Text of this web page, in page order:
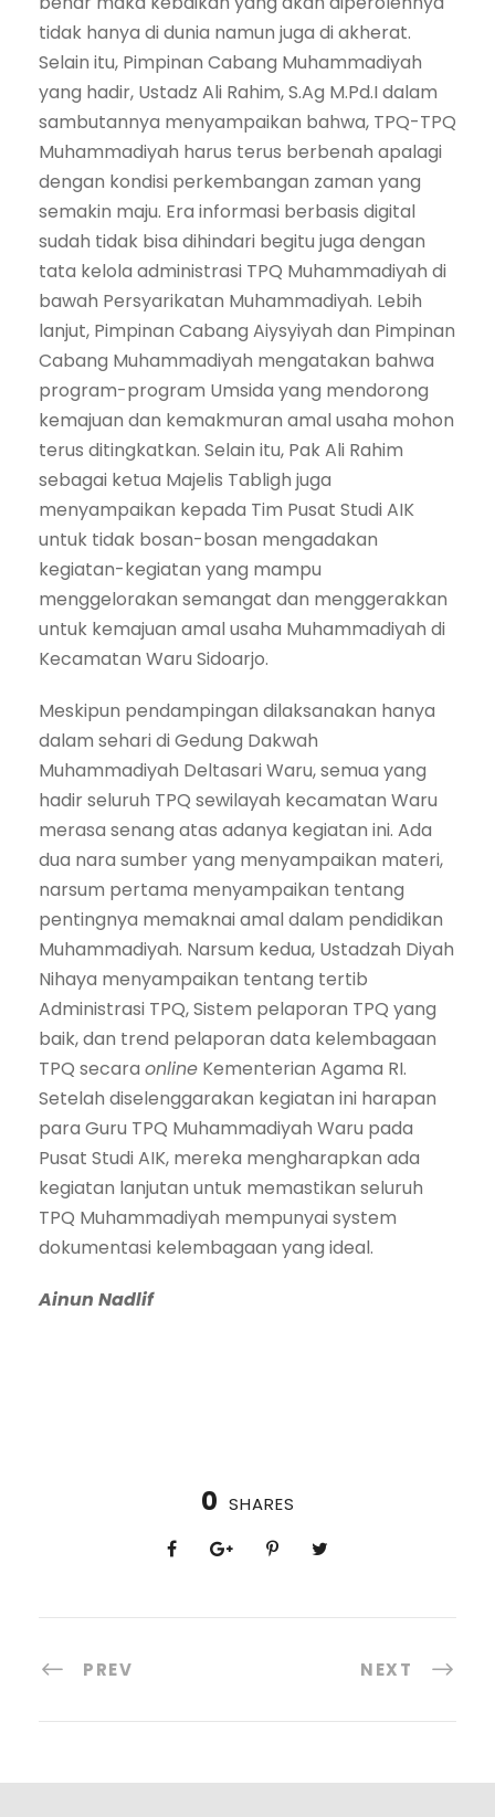
tidak hanya di dunia namun juga di akherat.
Selain itu, Pimpinan Cabang Muhammadiyah
yang hadir, Ustadz Ali Rahim, S.Ag M.Pd.I dalam
sambutannya menyampaikan bahwa, TPQ-TPQ
Muhammadiyah harus terus berbenah apalagi
dengan kondisi perkembangan zaman yang
semakin maju. Era informasi berbasis digital
sudah tidak bisa dihindari begitu juga dengan
tata kelola administrasi TPQ Muhammadiyah di
bawah Persyarikatan Muhammadiyah. Lebih
lanjut, Pimpinan Cabang Aiysyiyah dan Pimpinan
Cabang Muhammadiyah mengatakan bahwa
program-program Umsida yang mendorong
kemajuan dan kemakmuran amal usaha mohon
terus ditingkatkan. Selain itu, Pak Ali Rahim
sebagai ketua Majelis Tabligh juga
menyampaikan kepada Tim Pusat Studi AIK
untuk tidak bosan-bosan mengadakan
kegiatan-kegiatan yang mampu
menggelorakan semangat dan menggerakkan
untuk kemajuan amal usaha Muhammadiyah di
Kecamatan Waru Sidoarjo.
Meskipun pendampingan dilaksanakan hanya
dalam sehari di Gedung Dakwah
Muhammadiyah Deltasari Waru, semua yang
hadir seluruh TPQ sewilayah kecamatan Waru
merasa senang atas adanya kegiatan ini. Ada
dua nara sumber yang menyampaikan materi,
narsum pertama menyampaikan tentang
pentingnya memaknai amal dalam pendidikan
Muhammadiyah. Narsum kedua, Ustadzah Diyah
Nihaya menyampaikan tentang tertib
Administrasi TPQ, Sistem pelaporan TPQ yang
baik, dan trend pelaporan data kelembagaan
TPQ secara online Kementerian Agama RI.
Setelah diselenggarakan kegiatan ini harapan
para Guru TPQ Muhammadiyah Waru pada
Pusat Studi AIK, mereka mengharapkan ada
kegiatan lanjutan untuk memastikan seluruh
TPQ Muhammadiyah mempunyai system
dokumentasi kelembagaan yang ideal.
Ainun Nadlif
0 SHARES
PREV NEXT